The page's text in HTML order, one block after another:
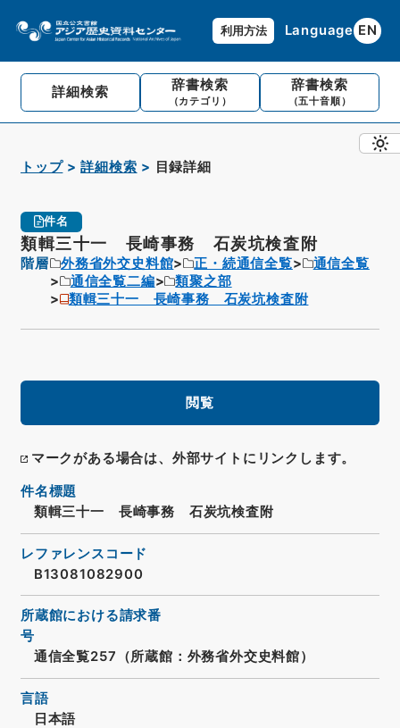
利用方法 Language EN
詳細検索 辞書検索
（カテゴリ）
辞書検索
（五十音順）
トップ 詳細検索 目録詳細
件名
類輯三十一 長崎事務 石炭坑検査附
階層 外務省外交史料館 正・続通信全覧
通信全覧
通信全覧二編
類聚之部
類輯三十一 長崎事務 石炭坑検査附
閲覧
マークがある場合は、外部サイトにリンクします。
件名標題
類輯三十一 長崎事務 石炭坑検査附
レファレンスコード
B13081082900
所蔵館における請求番
号
通信全覧257（所蔵館：外務省外交史料館）
言語
日本語